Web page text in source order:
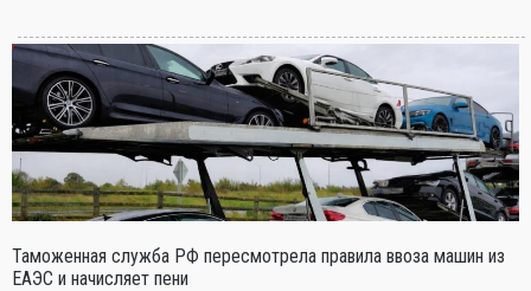
Таможенная служба РФ пересмотрела правила ввоза машин из
ЕАЭС и начисляет пени